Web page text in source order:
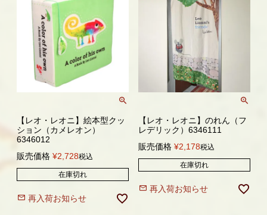
【レオ・レオニ】絵本型クッ
ション（カメレオン）
6346012
販売価格 ¥2,728税込
在庫切れ
再入荷お知らせ
【レオ・レオニ】のれん（フ
レデリック）6346111
販売価格 ¥2,178税込
在庫切れ
再入荷お知らせ